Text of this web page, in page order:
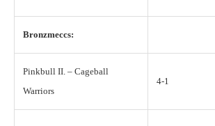
Bronzmeccs:
Pinkbull II. – Cageball
Warriors
4-1